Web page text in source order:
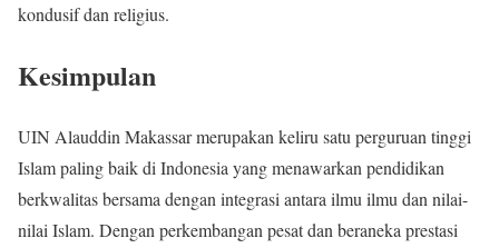
kondusif dan religius.
Kesimpulan
UIN Alauddin Makassar merupakan keliru satu perguruan tinggi
Islam paling baik di Indonesia yang menawarkan pendidikan
berkwalitas bersama dengan integrasi antara ilmu ilmu dan nilai-
nilai Islam. Dengan perkembangan pesat dan beraneka prestasi